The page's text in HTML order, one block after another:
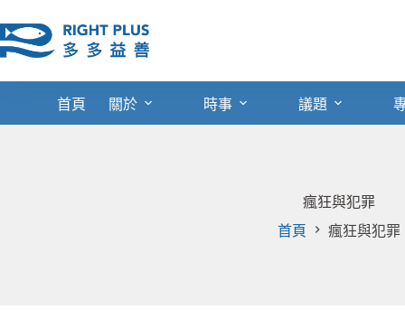
至
主
首頁 關於 時事 議題
瘋狂與犯罪
首頁
瘋狂與犯罪